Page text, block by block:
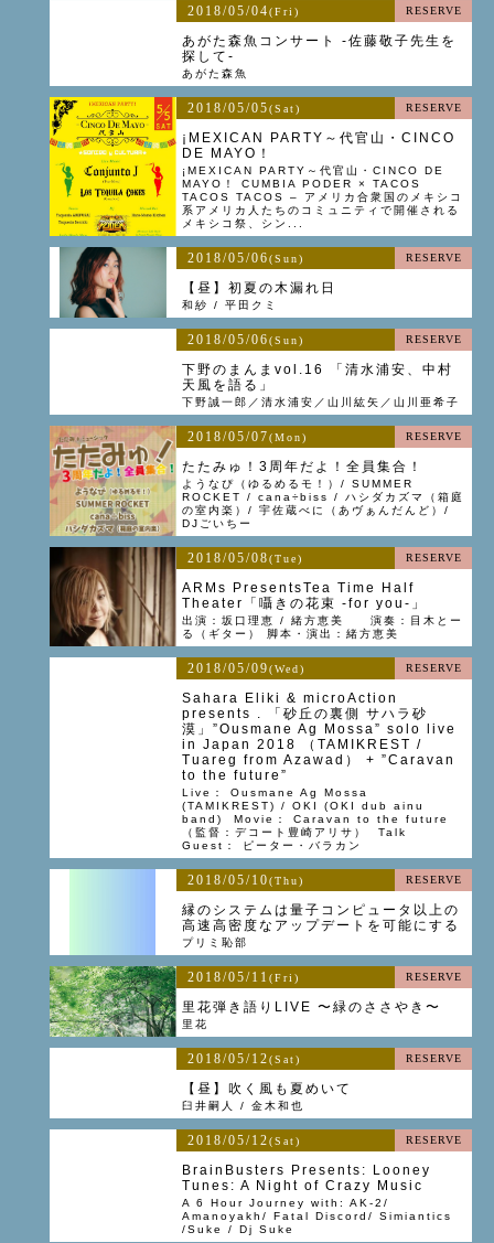
2018/05/04(Fri) RESERVE
あがた森魚コンサート -佐藤敬子先生を
探して-
あがた森魚
2018/05/05(Sat) RESERVE
¡MEXICAN PARTY～代官山・CINCO
DE MAYO！
¡MEXICAN PARTY～代官山・CINCO DE
MAYO！ CUMBIA PODER × TACOS
TACOS TACOS – アメリカ合衆国のメキシコ
系アメリカ人たちのコミュニティで開催される
メキシコ祭、シン...
2018/05/06(Sun) RESERVE
【昼】初夏の木漏れ日
和紗 / 平田クミ
2018/05/06(Sun) RESERVE
下野のまんまvol.16 「清水浦安、中村
天風を語る」
下野誠一郎／清水浦安／山川紘矢／山川亜希子
2018/05/07(Mon) RESERVE
たたみゅ！3周年だよ！全員集合！
ようなぴ（ゆるめるモ！）/ SUMMER
ROCKET / cana÷biss / ハシダカズマ（箱庭
の室内楽）/ 宇佐蔵べに（あヴぁんだんど）/
DJごいちー
2018/05/08(Tue) RESERVE
ARMs PresentsTea Time Half
Theater「囁きの花束 -for you-」
出演：坂口理恵 / 緒方恵美 演奏：目木とー
る（ギター） 脚本・演出：緒方恵美
2018/05/09(Wed) RESERVE
Sahara Eliki & microAction
presents . 「砂丘の裏側 サハラ砂
漠」”Ousmane Ag Mossa” solo live
in Japan 2018 （TAMIKREST /
Tuareg from Azawad） + ”Caravan
to the future”
Live： Ousmane Ag Mossa
(TAMIKREST) / OKI (OKI dub ainu
band) Movie： Caravan to the future
（監督：デコート豊崎アリサ） Talk
Guest： ピーター・バラカン
2018/05/10(Thu) RESERVE
縁のシステムは量子コンピュータ以上の
高速高密度なアップデートを可能にする
プリミ恥部
2018/05/11(Fri) RESERVE
里花弾き語りLIVE 〜緑のささやき〜
里花
2018/05/12(Sat) RESERVE
【昼】吹く風も夏めいて
臼井嗣人 / 金木和也
2018/05/12(Sat) RESERVE
BrainBusters Presents: Looney
Tunes: A Night of Crazy Music
A 6 Hour Journey with: AK-2/
Amanoyakh/ Fatal Discord/ Simiantics
/Suke / Dj Suke